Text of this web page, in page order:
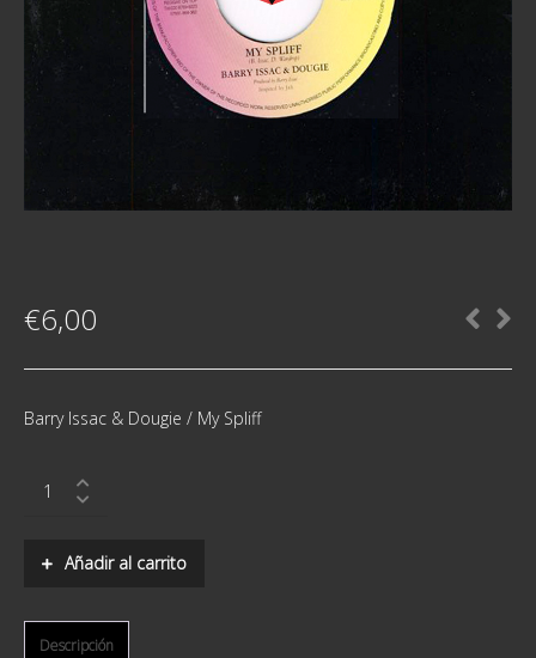
€6,00
Barry Issac & Dougie / My Spliff
Issac
Spliff
quantity
Añadir al carrito
Descripción